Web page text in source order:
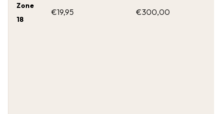
Zone
18
€19,95 €300,00